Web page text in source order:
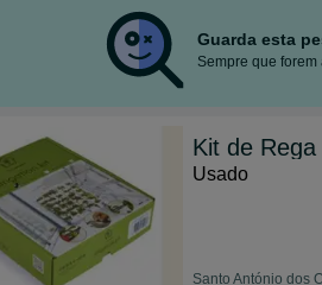
Guarda esta
Sempre que
Kit de Rega
Usado
Santo António dos